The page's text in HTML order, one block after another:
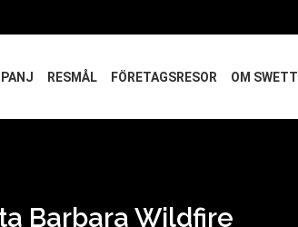
RESMÅL FÖRETAGSRESOR OM SWETT
Barbara Wildfire